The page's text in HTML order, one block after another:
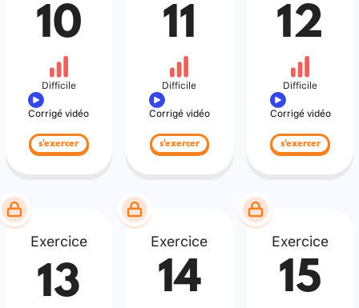
10
Difficile
Corrigé vidéo
s'exercer
11
Difficile
Corrigé vidéo
s'exercer
12
Difficile
Corrigé vidéo
s'exercer
Exercice
13
Exercice
14
Exercice
15